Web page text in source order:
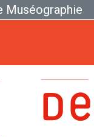
Muséographie